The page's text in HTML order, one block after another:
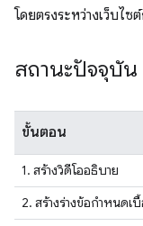
โดยตรงระหว่างเว็บไ
สถานะปัจจุบัน
ขั้นตอน
1. สร้างวิดีโออธิบาย
2. สร้างร่างข้อกำหนดเ